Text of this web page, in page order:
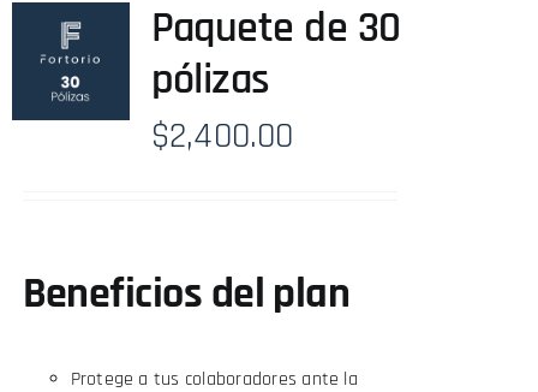
Paquete de 30
pólizas
$2,400.00
Beneficios del plan
Protege a tus colaboradores ante la